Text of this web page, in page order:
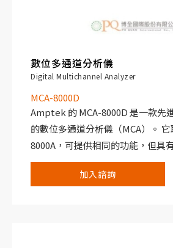
數位多通道分析儀
Digital Multichannel Analyzer
MCA-8000D
Amptek 的 MCA-8000D 是一款先
的數位多通道分析儀（MCA）。
8000A，可提供相同的功能，但具
間、現代化的通信介面（USB、
路）以及更高的數據傳輸速率。 由
加入諮詢